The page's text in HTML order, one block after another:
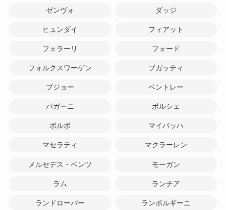
ゼンヴォ ダッジ
ヒュンダイ フィアット
フェラーリ フォード
フォルクスワーゲン ブガッティ
プジョー ベントレー
パガーニ ポルシェ
ボルボ マイバッハ
マセラティ マクラーレン
メルセデス・ベンツ モーガン
ラム ランチア
ランドローバー ランボルギーニ